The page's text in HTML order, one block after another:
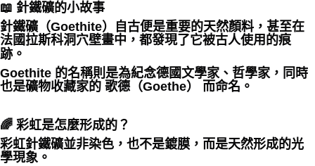
📖 針鐵礦的小故事
針鐵礦（Goethite）自古便是重要的天然顏料，甚至在
法國拉斯科洞穴壁畫中，都發現了它被古人使用的痕
跡。
Goethite 的名稱則是為紀念德國文學家、哲學家，同時
也是礦物收藏家的 歌德（Goethe） 而命名。
🌈 彩虹是怎麼形成的？
彩虹針鐵礦並非染色，也不是鍍膜，而是天然形成的光
學現象。